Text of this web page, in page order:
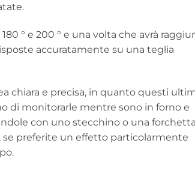
° e 200 ° e una volta che avrà
accuratamente su una teglia
chiara e precisa, in quanto questi
di monitorarle mentre sono in forno e
con uno stecchino o una
se preferite un effetto particolarmente